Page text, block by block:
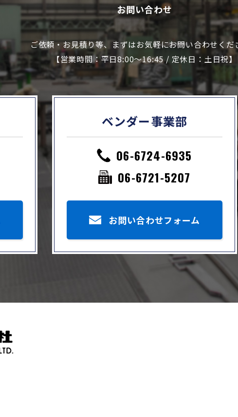
お問い合わせ
ご依頼・お見積り等、まずはお気軽にお問い合わせくだ
【営業時間：平日8:00～16:45 / 定休日：土日祝】
ベンダー事業部
06-6724-6935
06-6721-5207
お問い合わせフォーム